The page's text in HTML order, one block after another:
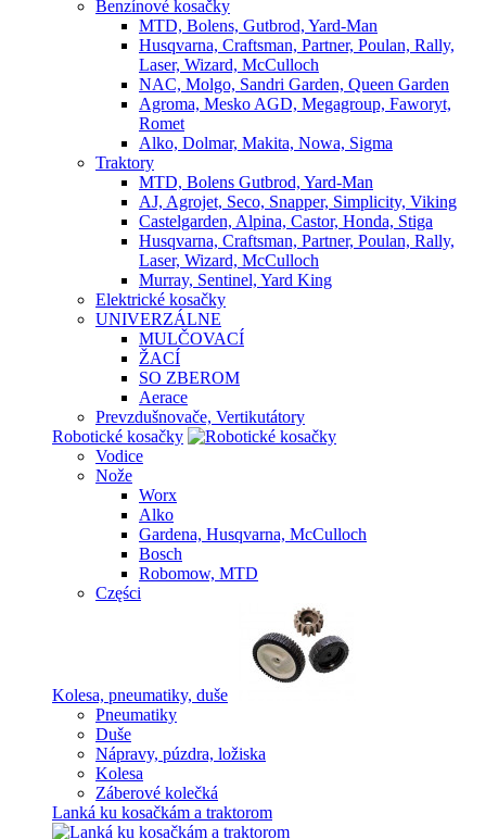
Benzínové kosačky
MTD, Bolens, Gutbrod, Yard-Man
Husqvarna, Craftsman, Partner, Poulan, Rally,
Laser, Wizard, McCulloch
NAC, Molgo, Sandri Garden, Queen Garden
Agroma, Mesko AGD, Megagroup, Faworyt,
Romet
Alko, Dolmar, Makita, Nowa, Sigma
Traktory
MTD, Bolens Gutbrod, Yard-Man
AJ, Agrojet, Seco, Snapper, Simplicity, Viking
Castelgarden, Alpina, Castor, Honda, Stiga
Husqvarna, Craftsman, Partner, Poulan, Rally,
Laser, Wizard, McCulloch
Murray, Sentinel, Yard King
Elektrické kosačky
UNIVERZÁLNE
MULČOVACÍ
ŽACÍ
SO ZBEROM
Aerace
Prevzdušnovače, Vertikutátory
Robotické kosačky
Vodice
Nože
Worx
Alko
Gardena, Husqvarna, McCulloch
Bosch
Robomow, MTD
Części
Kolesa, pneumatiky, duše
Pneumatiky
Duše
Nápravy, púzdra, ložiska
Kolesa
Záberové kolečká
Lanká ku kosačkám a traktorom